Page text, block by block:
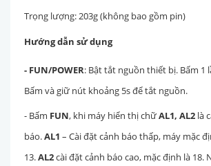
Trọng lượng: 203g (không bao gồm pin)
Hướng dẫn sử dụng
- FUN/POWER: Bật tắt nguồn thiết bị. Bấm 1
Bấm và giữ nút khoảng 5s để tắt nguồn.
- Bấm FUN, khi máy hiển thị chữAL1, AL2 là
báo.AL1 – Cài đặt cảnh báo thấp, máy mặc
13.AL2cài đặt cảnh báo cao, mặc định là 18.